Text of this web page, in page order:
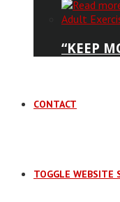
“KEEP
CONTACT
TOGGLE WEBSITE